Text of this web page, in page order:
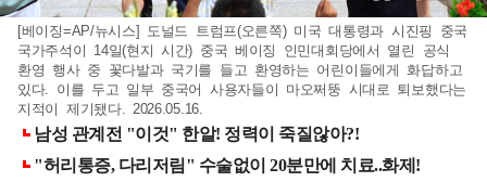
[베이징=AP/뉴시스] 도널드 트럼프(오른쪽) 미국 대통령과 시진핑 중국
국가주석이 14일(현지 시간) 중국 베이징 인민대회당에서 열린 공식
환영 행사 중 꽃다발과 국기를 들고 환영하는 어린이들에게 화답하고
있다. 이를 두고 일부 중국어 사용자들이 마오쩌뚱 시대로 퇴보했다는
지적이 제기됐다. 2026.05.16.